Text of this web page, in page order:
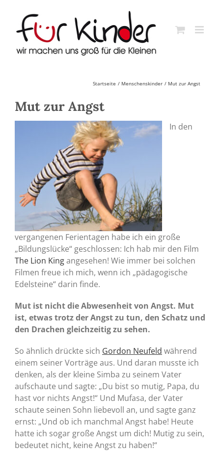
content
Startseite Menschenskinder Mut zur Angst
Mut zur Angst
In den
vergangenen Ferientagen habe ich ein große
„Bildungslücke“ geschlossen: Ich hab mir den Film
The Lion Kingangesehen! Wie immer bei solchen
Filmen freue ich mich, wenn ich „pädagogische
Edelsteine“ darin finde.
Mut ist nicht die Abwesenheit von Angst. Mut
ist, etwas trotz der Angst zu tun, den Schatz und
den Drachen gleichzeitig zu sehen.
So ähnlich drückte sich Gordon Neufeld während
einem seiner Vorträge aus. Und daran musste ich
denken, als der kleine Simba zu seinem Vater
aufschaute und sagte: „Du bist so mutig, Papa, du
hast vor nichts Angst!“ Und Mufasa, der Vater
schaute seinen Sohn liebevoll an, und sagte ganz
ernst: „Und ob ich manchmal Angst habe! Heute
hatte ich sogar große Angst um dich! Mutig zu sein,
bedeutet nicht, keine Angst zu haben!“